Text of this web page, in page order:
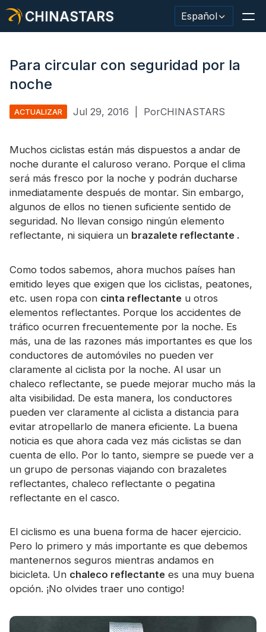
CHINASTARS Español
Ropa de seguridad
Material que brilla en la oscuridad.
Revestimiento de lavado industrial
Acerca de CHINASTARS
Certificado
Catalogar
Vídeo
Contacto
Para circular con seguridad por la
noche
ACTUALIZAR Jul 29, 2016 PorCHINASTARS
Muchos ciclistas están más dispuestos a andar de
noche durante el caluroso verano. Porque el clima
será más fresco por la noche y podrán ducharse
inmediatamente después de montar. Sin embargo,
algunos de ellos no tienen suficiente sentido de
seguridad. No llevan consigo ningún elemento
reflectante, ni siquiera un brazalete reflectante .
Como todos sabemos, ahora muchos países han
emitido leyes que exigen que los ciclistas, peatones,
etc. usen ropa con cinta reflectante u otros
elementos reflectantes. Porque los accidentes de
tráfico ocurren frecuentemente por la noche. Es
más, una de las razones más importantes es que los
conductores de automóviles no pueden ver
claramente al ciclista por la noche. Al usar un
chaleco reflectante, se puede mejorar mucho más la
alta visibilidad. De esta manera, los conductores
pueden ver claramente al ciclista a distancia para
evitar atropellarlo de manera eficiente. La buena
noticia es que ahora cada vez más ciclistas se dan
cuenta de ello. Por lo tanto, siempre se puede ver a
un grupo de personas viajando con brazaletes
reflectantes, chaleco reflectante o pegatina
reflectante en el casco.
El ciclismo es una buena forma de hacer ejercicio.
Pero lo primero y más importante es que debemos
mantenernos seguros mientras andamos en
bicicleta. Un chaleco reflectante es una muy buena
opción. ¡No olvides traer uno contigo!